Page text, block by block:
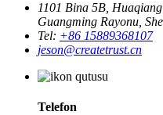
1101 Bina 5B, Huaqiang
Guangming Rayonu,
Tel: +86 15889368107
jeson@createtrust.cn
Telefon